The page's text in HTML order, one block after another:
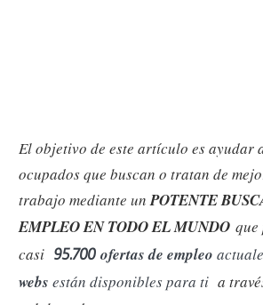
El objetivo de este artículo es ayudar
ocupados que buscan o tratan de
trabajo mediante unPOTENTE
EMPLEO EN TODO EL MUNDO
casi 95.700 ofertas de empleo
webs están disponibles para ti a